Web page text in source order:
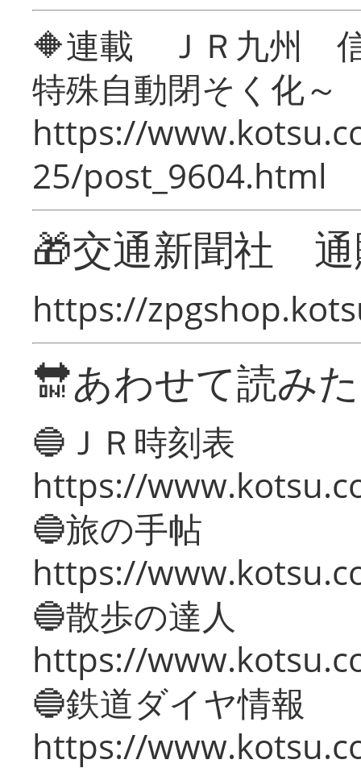
🔶連載 ＪＲ九州 信
特殊自動閉そく化～
https://
25/post_9604.html
🎁交通新聞社
https://
🔛あわせて読み
🔵ＪＲ時刻表
https://
🔵旅の手帖
https://
🔵散歩の達人
https://
🔵鉄道ダイヤ情報
https://